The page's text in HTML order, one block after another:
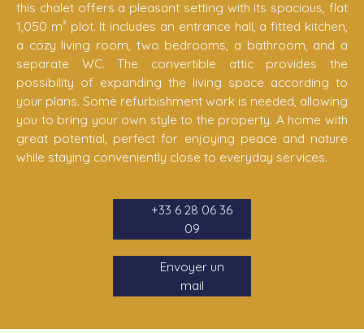
this chalet offers a pleasant setting with its spacious, flat
1,050 m² plot. It includes an entrance hall, a fitted kitchen,
a cozy living room, two bedrooms, a bathroom, and a
separate WC. The convertible attic provides the
possibility of expanding the living space according to
your plans. Some refurbishment work is needed, allowing
you to bring your own style to the property. A home with
great potential, perfect for enjoying peace and nature
while staying conveniently close to everyday services.
+33 6 28 06 36
09
Envoyer un
mail